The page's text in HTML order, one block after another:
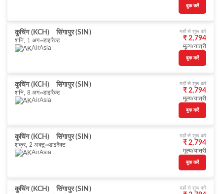
बुक करें
कुचिंग (KCH)
सिंगापुर (SIN)
शनि, 1 अग॰ डाइरैक्ट
AirAsia
यहाँ से शुरू करें
₹ 2,794
मूल्य/यात्री
बुक करें
कुचिंग (KCH)
सिंगापुर (SIN)
शनि, 8 अग॰ डाइरैक्ट
AirAsia
यहाँ से शुरू करें
₹ 2,794
मूल्य/यात्री
बुक करें
कुचिंग (KCH)
सिंगापुर (SIN)
शुक्र, 2 अक्टू॰ डाइरैक्ट
AirAsia
यहाँ से शुरू करें
₹ 2,794
मूल्य/यात्री
बुक करें
कुचिंग (KCH)
सिंगापुर (SIN)
यहाँ से शुरू करें